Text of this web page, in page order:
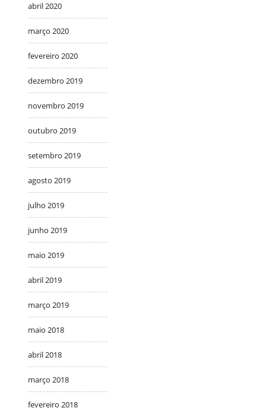
abril 2020
março 2020
fevereiro 2020
dezembro 2019
novembro 2019
outubro 2019
setembro 2019
agosto 2019
julho 2019
junho 2019
maio 2019
abril 2019
março 2019
maio 2018
abril 2018
março 2018
fevereiro 2018